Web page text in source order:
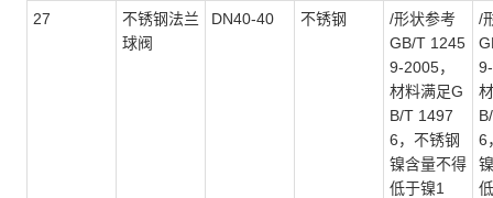
27
不锈钢法兰
球阀
DN40-40 不锈钢
/形状参考
GB/T 1245
9-2005，
材料满足G
B/T 1497
6，不锈钢
镍含量不得
低于镍1
/
6